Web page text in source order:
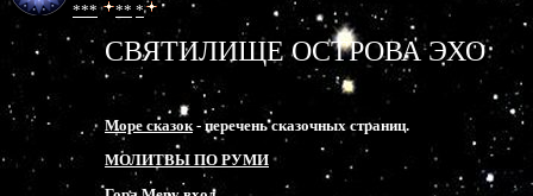
*** ** *
СВЯТИЛИЩЕ ОСТРОВА ЭХО
Море сказок- перечень сказочных страниц.
МОЛИТВЫ ПО РУМИ